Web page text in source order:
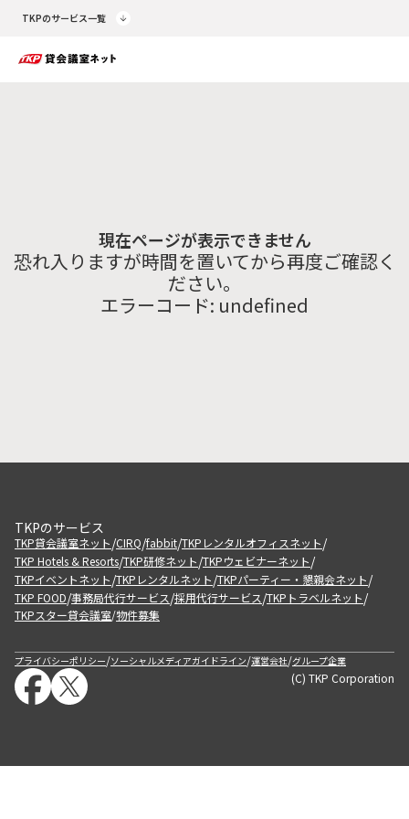
TKPのサービス一覧
現在ページが表示できません
恐れ入りますが時間を置いてから再度ご確認く
ださい。
エラーコード: undefined
TKPのサービス
TKP貸会議室ネット/CIRQ/fabbit/TKPレンタルオフィスネット/
TKP Hotels & Resorts/TKP研修ネット/TKPウェビナーネット/
TKPイベントネット/TKPレンタルネット/TKPパーティー・懇親会ネット/
TKP FOOD/事務局代行サービス/採用代行サービス/TKPトラベルネット/
TKPスター貸会議室/物件募集
プライバシーポリシー/ソーシャルメディアガイドライン/運営会社/グループ企業
(C) TKP Corporation